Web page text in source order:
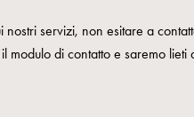
servizi, non esitare a
di contatto e saremo lieti